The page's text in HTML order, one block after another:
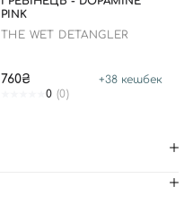
PINK
THE WET DETANGLER
760₴ +38 кешбек
0 (0)